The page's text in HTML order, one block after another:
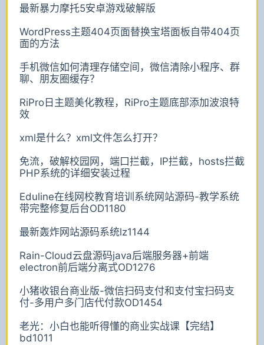
最新暴力摩托5安卓游戏破解版
WordPress主题404页面替换宝塔面板自带404页
面的方法
手机微信如何清理存储空间，微信清除小程序、群
聊、朋友圈缓存？
RiPro日主题美化教程，RiPro主题底部添加波浪特
效
xml是什么？xml文件怎么打开？
免流，破解校园网，端口拦截，IP拦截，hosts拦截
PHP系统的详细安装过程
Eduline在线网校教育培训系统网站源码-教学系统
带完整修复后台OD1180
最新轰炸网站源码系统lz1144
Rain-Cloud云盘源码java后端服务器+前端
electron前后端分离式OD1276
小猪收银台商业版-微信扫码支付和支付宝扫码支
付-多用户多门店代付款OD1454
老光：小白也能听得懂的商业实战课【完结】
bd1011